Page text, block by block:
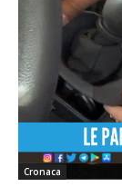
Cronaca